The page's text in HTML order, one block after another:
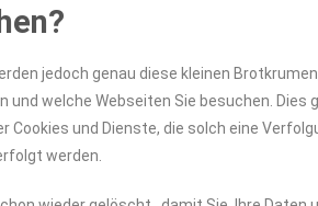
jedoch genau diese kleinen
welche Webseiten Sie besuchen. Dies
und Dienste, die solch eine
werden.